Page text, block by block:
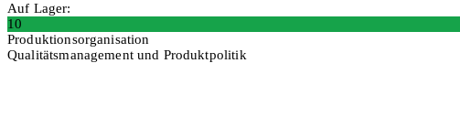
Auf Lager:
10
Produktionsorganisation
Qualitätsmanagement und Produktpolitik